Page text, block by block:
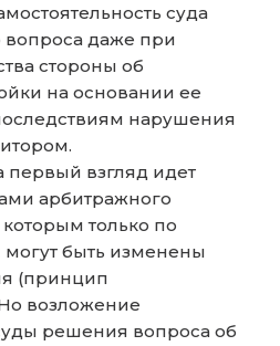
суда
даже при
стороны об
на основании ее
нарушения
первый взгляд идет
арбитражного
только по
быть изменены
(принцип
возложение
решения вопроса об